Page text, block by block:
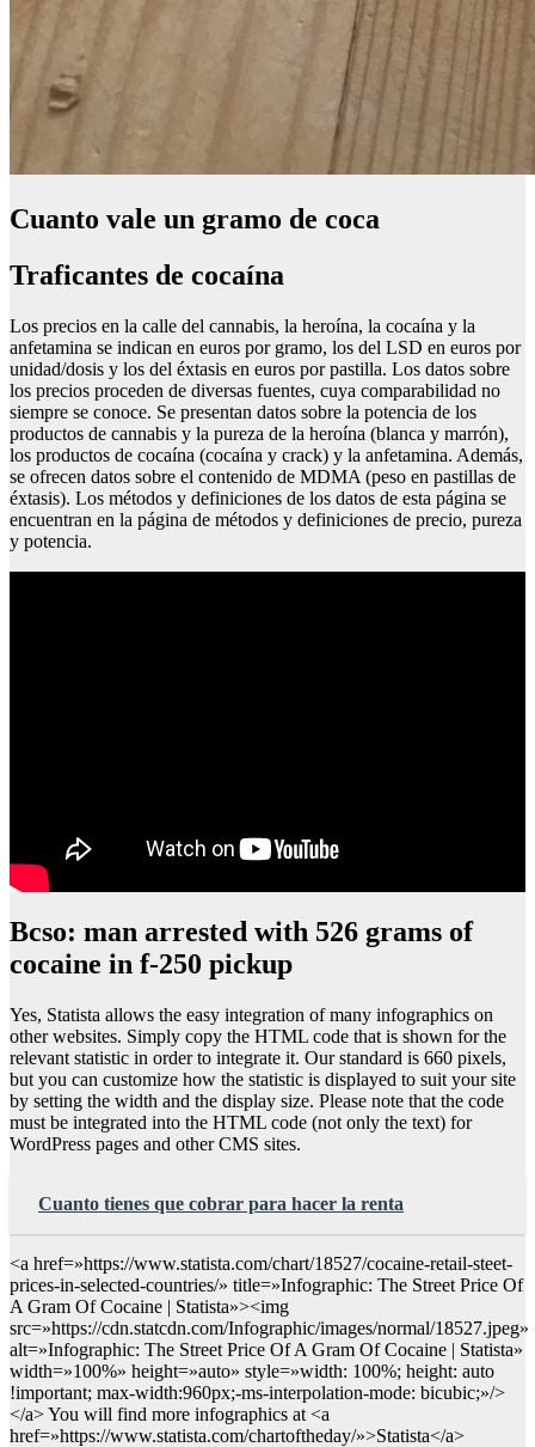
Cuanto vale un gramo de coca
Traficantes de cocaína
Los precios en la calle del cannabis, la heroína, la cocaína y la
anfetamina se indican en euros por gramo, los del LSD en euros por
unidad/dosis y los del éxtasis en euros por pastilla. Los datos sobre
los precios proceden de diversas fuentes, cuya comparabilidad no
siempre se conoce. Se presentan datos sobre la potencia de los
productos de cannabis y la pureza de la heroína (blanca y marrón),
los productos de cocaína (cocaína y crack) y la anfetamina. Además,
se ofrecen datos sobre el contenido de MDMA (peso en pastillas de
éxtasis). Los métodos y definiciones de los datos de esta página se
encuentran en la página de métodos y definiciones de precio, pureza
y potencia.
Bcso: man arrested with 526 grams of
cocaine in f-250 pickup
Yes, Statista allows the easy integration of many infographics on
other websites. Simply copy the HTML code that is shown for the
relevant statistic in order to integrate it. Our standard is 660 pixels,
but you can customize how the statistic is displayed to suit your site
by setting the width and the display size. Please note that the code
must be integrated into the HTML code (not only the text) for
WordPress pages and other CMS sites.
Cuanto tienes que cobrar para hacer la renta
<a href=»https://www.statista.com/chart/18527/cocaine-retail-steet-
prices-in-selected-countries/» title=»Infographic: The Street Price Of
A Gram Of Cocaine | Statista»><img
src=»https://cdn.statcdn.com/Infographic/images/normal/18527.jpeg»
alt=»Infographic: The Street Price Of A Gram Of Cocaine | Statista»
width=»100%» height=»auto» style=»width: 100%; height: auto
!important; max-width:960px;-ms-interpolation-mode: bicubic;»/>
</a> You will find more infographics at <a
href=»https://www.statista.com/chartoftheday/»>Statista</a>